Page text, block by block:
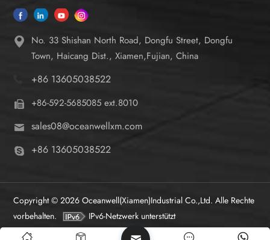
No. 33 Shishan North Road, Dongfu Street, Dongfu
Town, Haicang Dist., Xiamen,Fujian, China
+86 13605038522
+86-592-5685085 ext.8010
sales08@oceanwellxm.com
+86 13605038522
Copyright © 2026 Oceanwell(Xiamen)Industrial Co.,Ltd. Alle Rechte
vorbehalten.
IPv6-Netzwerk unterstützt